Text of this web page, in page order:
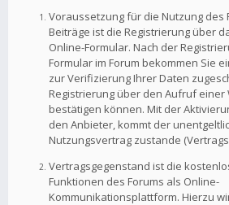
Voraussetzung für die Nutzung des
Beiträge ist die Registrierung über
Online-Formular. Nach der
Formular im Forum bekommen Sie
zur Verifizierung Ihrer Daten
Registrierung über den Aufruf einer
bestätigen können. Mit der
den Anbieter, kommt der
Nutzungsvertrag zustande
Vertragsgegenstand ist die
Funktionen des Forums als Online-
Kommunikationsplattform. Hierzu